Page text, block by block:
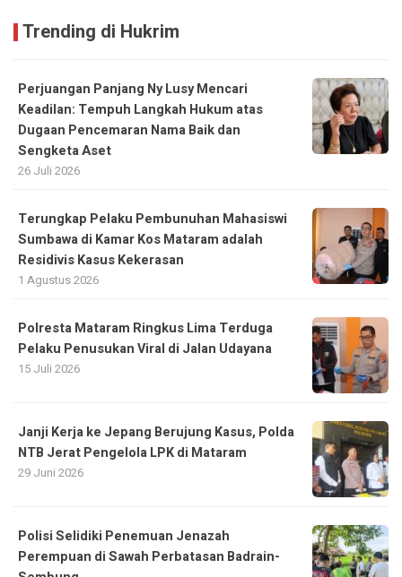
Trending di Hukrim
Perjuangan Panjang Ny Lusy Mencari
Keadilan: Tempuh Langkah Hukum atas
Dugaan Pencemaran Nama Baik dan
Sengketa Aset
26 Juli 2026
Terungkap Pelaku Pembunuhan Mahasiswi
Sumbawa di Kamar Kos Mataram adalah
Residivis Kasus Kekerasan
1 Agustus 2026
Polresta Mataram Ringkus Lima Terduga
Pelaku Penusukan Viral di Jalan Udayana
15 Juli 2026
Janji Kerja ke Jepang Berujung Kasus, Polda
NTB Jerat Pengelola LPK di Mataram
29 Juni 2026
Polisi Selidiki Penemuan Jenazah
Perempuan di Sawah Perbatasan Badrain-